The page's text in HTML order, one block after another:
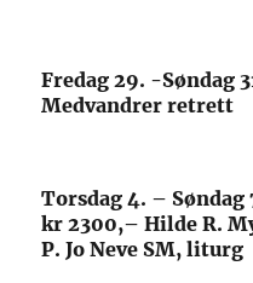
Fredag 29. -Søndag
Medvandrer retrett
Torsdag 4. – Søndag
kr 2300,– Hilde R.
P. Jo Neve SM, liturg